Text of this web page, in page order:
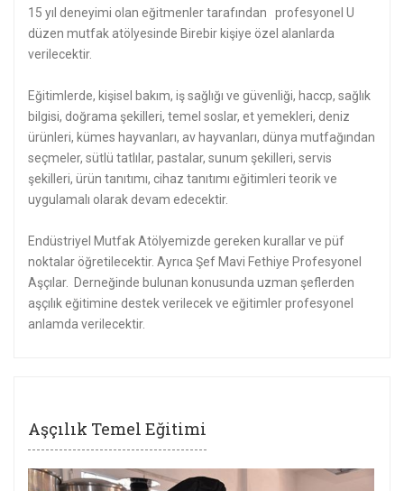
15 yıl deneyimi olan eğitmenler tarafından profesyonel U
düzen mutfak atölyesinde Birebir kişiye özel alanlarda
verilecektir.
Eğitimlerde, kişisel bakım, iş sağlığı ve güvenliği, haccp, sağlık
bilgisi, doğrama şekilleri, temel soslar, et yemekleri, deniz
ürünleri, kümes hayvanları, av hayvanları, dünya mutfağından
seçmeler, sütlü tatlılar, pastalar, sunum şekilleri, servis
şekilleri, ürün tanıtımı, cihaz tanıtımı eğitimleri teorik ve
uygulamalı olarak devam edecektir.
Endüstriyel Mutfak Atölyemizde gereken kurallar ve püf
noktalar öğretilecektir. Ayrıca Şef Mavi Fethiye Profesyonel
Aşçılar. Derneğinde bulunan konusunda uzman şeflerden
aşçılık eğitimine destek verilecek ve eğitimler profesyonel
anlamda verilecektir.
Aşçılık Temel Eğitimi